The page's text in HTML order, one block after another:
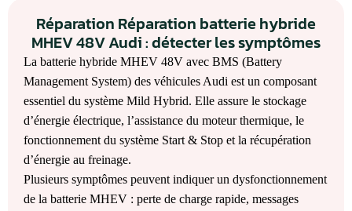
Réparation Réparation batterie hybride
MHEV 48V Audi : détecter les symptômes
La batterie hybride MHEV 48V avec BMS (Battery
Management System) des véhicules Audi est un composant
essentiel du système Mild Hybrid. Elle assure le stockage
d’énergie électrique, l’assistance du moteur thermique, le
fonctionnement du système Start & Stop et la récupération
d’énergie au freinage.
Plusieurs symptômes peuvent indiquer un dysfonctionnement
de la batterie MHEV : perte de charge rapide, messages